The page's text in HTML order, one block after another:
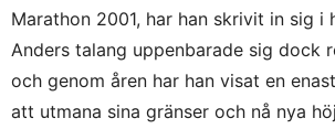
Marathon 2001, har han skrivit in sig i
Anders talang uppenbarade sig dock
och genom åren har han visat en
att utmana sina gränser och nå nya